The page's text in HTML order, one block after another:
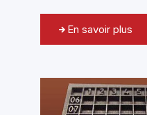
En savoir plus